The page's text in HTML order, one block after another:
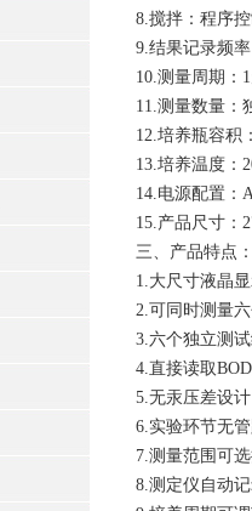
8.搅拌：程序
9.结果记录频
10.测量周期：
11.测量数量：
12.培养瓶容积
13.培养温度：
14.电源配置：
15.产品尺寸：
三、产品特点：
1.大尺寸液晶
2.可同时测量六
3.六个独立测
4.直接读取
5.无汞压差设
6.实验环节无
7.测量范围可
8.测定仪自动